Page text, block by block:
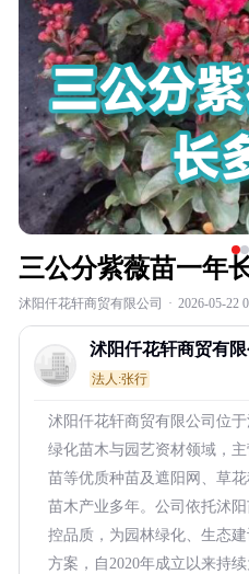
三公分紫薇苗一年
沭阳仟花轩商贸有限公司 · 2026-05-22
沭阳仟花轩商贸有限
法人:张行
沭阳仟花轩商贸有限公司位
绿化苗木与园艺资材领域，
苗等优质种苗及遮阳网、草
苗木产业多年。公司依托沭
控品质，为园林绿化、生态
方案，自2020年成立以来持